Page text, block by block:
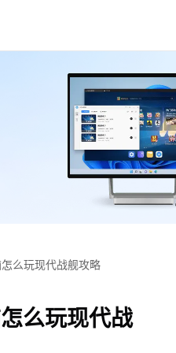
么玩现代战舰攻略
么玩现代战